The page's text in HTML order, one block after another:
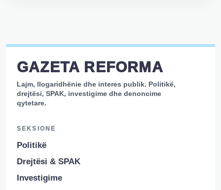
GAZETA REFORMA
Lajm, llogaridhënie dhe interes publik. Politikë,
drejtësi, SPAK, investigime dhe denoncime
qytetare.
SEKSIONE
Politikë
Drejtësi & SPAK
Investigime